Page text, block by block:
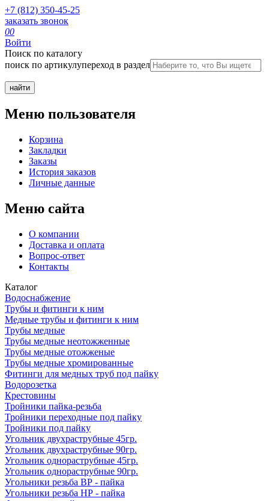
+7 (812) 350-45-25
заказать звонок
00
Войти
Поиск по каталогу
поиск по артикулупереход в раздел
Меню пользователя
Корзина
Закладки
Заказы
История заказов
Личные данные
Меню сайта
О компании
Доставка и оплата
Вопрос-ответ
Контакты
Каталог
Водоснабжение
Трубы и фитинги к ним
Медные трубы и фитинги к ним
Трубы медные
Трубы медные неотожженные
Трубы медные отожженые
Трубы медные хромированные
Фитинги для медных труб под пайку
Водорозетка
Крестовины
Тройники пайка-резьба
Тройники переходные под пайку
Тройники под пайку
Угольник двухраструбные 45гр.
Угольник двухраструбные 90гр.
Угольник однораструбные 45гр.
Угольник однораструбные 90гр.
Угольники резьба ВР - пайка
Угольники резьба НР - пайка